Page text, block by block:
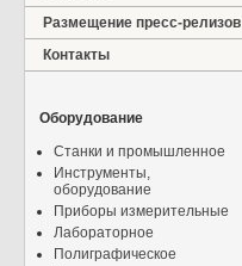
Размещение пресс-релизов
Контакты
Оборудование
Станки и промышленное
Инструменты,
оборудование
Приборы измерительные
Лабораторное
Полиграфическое